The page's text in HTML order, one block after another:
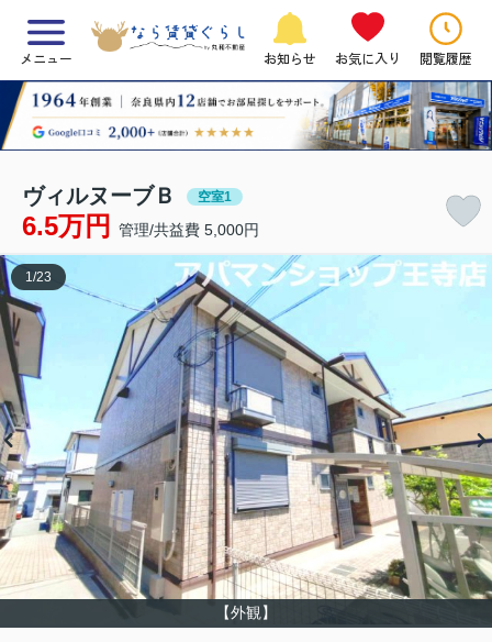
メニュー お知らせ お気に入り 閲覧履歴
ヴィルヌーブＢ 空室1
6.5万円 管理/共益費 5,000円
【外観】
1/23